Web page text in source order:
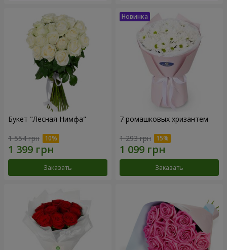
Букет "Лесная Нимфа"
1 554 грн
Заказать
7 ромашковых хризантем
1 293 грн
Заказать